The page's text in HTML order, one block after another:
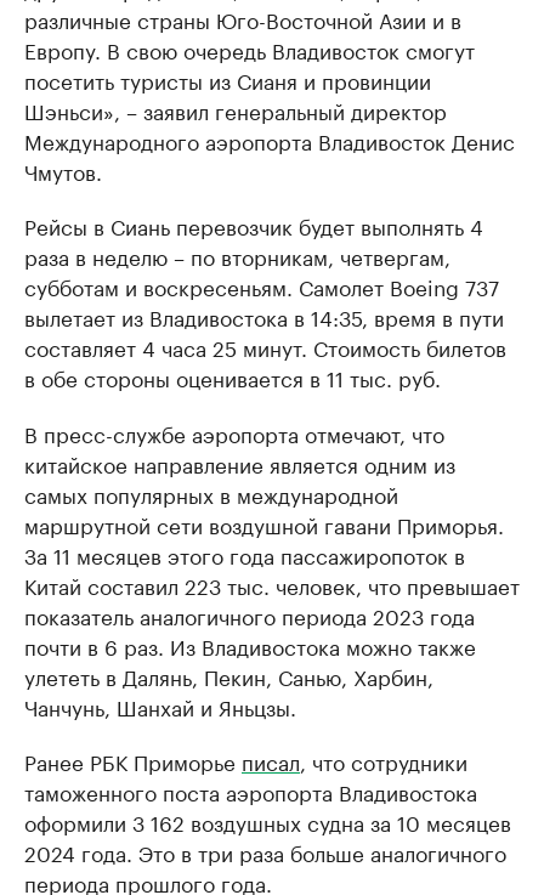
различные страны Юго-Восточной Азии и в
Европу. В свою очередь Владивосток смогут
посетить туристы из Сианя и провинции
Шэньси», – заявил генеральный директор
Международного аэропорта Владивосток Денис
Чмутов.
Рейсы в Сиань перевозчик будет выполнять 4
раза в неделю – по вторникам, четвергам,
субботам и воскресеньям. Самолет Boeing 737
вылетает из Владивостока в 14:35, время в пути
составляет 4 часа 25 минут. Стоимость билетов
в обе стороны оценивается в 11 тыс. руб.
В пресс-службе аэропорта отмечают, что
китайское направление является одним из
самых популярных в международной
маршрутной сети воздушной гавани Приморья.
За 11 месяцев этого года пассажиропоток в
Китай составил 223 тыс. человек, что превышает
показатель аналогичного периода 2023 года
почти в 6 раз. Из Владивостока можно также
улететь в Далянь, Пекин, Санью, Харбин,
Чанчунь, Шанхай и Яньцзы.
Ранее РБК Приморье писал , что сотрудники
таможенного поста аэропорта Владивостока
оформили 3 162 воздушных судна за 10 месяцев
2024 года. Это в три раза больше аналогичного
периода прошлого года.